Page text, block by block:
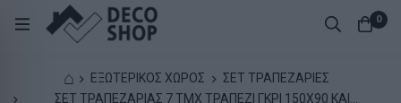
0
⌂ ΕΞΩΤΕΡΙΚΟΣ ΧΩΡΟΣ
ΣΕΤ ΤΡΑΠΕΖΑΡΙΕΣ
ΣΕΤ ΤΡΑΠΕΖΑΡΙΑΣ 7 ΤΜΧ ΤΡΑΠΕΖΙ ΓΚΡΙ 150X90 ΚΑΙ